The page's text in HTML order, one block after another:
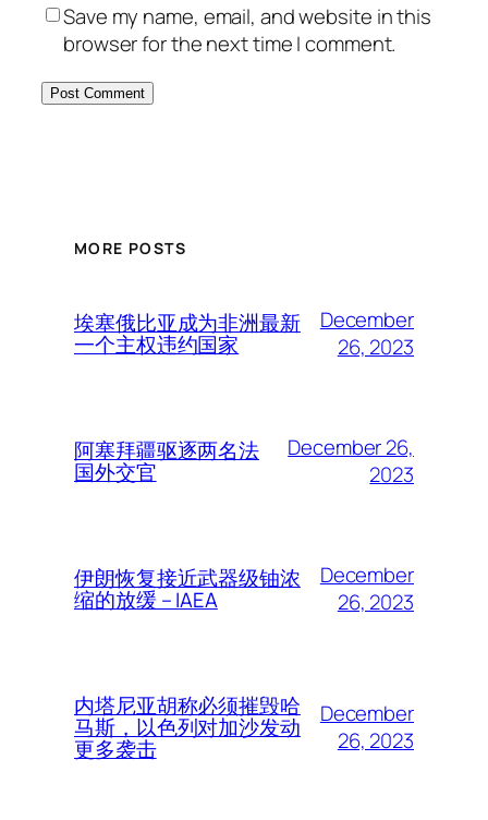
Save my name, email, and website in this
browser for the next time I comment.
MORE POSTS
埃塞俄比亚成为非洲最新
一个主权违约国家
December
26, 2023
阿塞拜疆驱逐两名法
国外交官
December 26,
2023
伊朗恢复接近武器级铀浓
缩的放缓 – IAEA
December
26, 2023
内塔尼亚胡称必须摧毁哈
马斯，以色列对加沙发动
更多袭击
December
26, 2023